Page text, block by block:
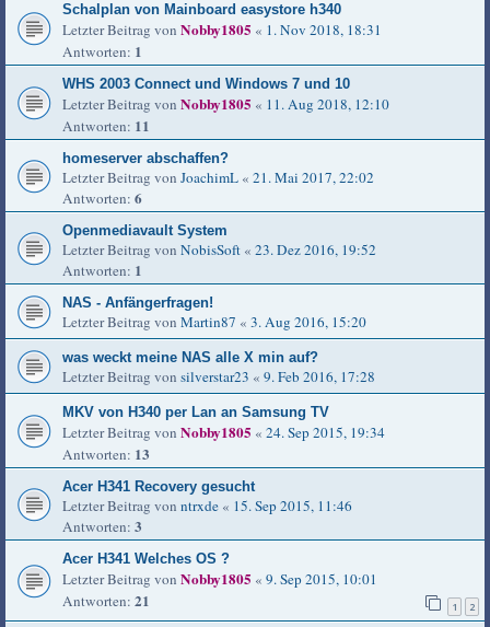
Schalplan von Mainboard easystore h340
Letzter Beitrag von Nobby1805 « 1. Nov 2018, 18:31
Antworten: 1
WHS 2003 Connect und Windows 7 und 10
Letzter Beitrag von Nobby1805 « 11. Aug 2018, 12:10
Antworten: 11
homeserver abschaffen?
Letzter Beitrag von JoachimL « 21. Mai 2017, 22:02
Antworten: 6
Openmediavault System
Letzter Beitrag von NobisSoft « 23. Dez 2016, 19:52
Antworten: 1
NAS - Anfängerfragen!
Letzter Beitrag von Martin87 « 3. Aug 2016, 15:20
was weckt meine NAS alle X min auf?
Letzter Beitrag von silverstar23 « 9. Feb 2016, 17:28
MKV von H340 per Lan an Samsung TV
Letzter Beitrag von Nobby1805 « 24. Sep 2015, 19:34
Antworten: 13
Acer H341 Recovery gesucht
Letzter Beitrag von ntrxde « 15. Sep 2015, 11:46
Antworten: 3
Acer H341 Welches OS ?
Letzter Beitrag von Nobby1805 « 9. Sep 2015, 10:01
Antworten: 21 1 2